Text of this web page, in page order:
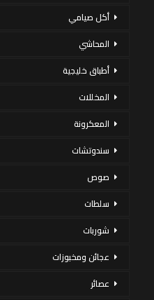
أكل صيامي
المحاشي
أطباق خليجية
المخللات
المعكرونة
سندوتشات
صوص
سلطات
شوربات
عجائن ومخبوزات
عصائر